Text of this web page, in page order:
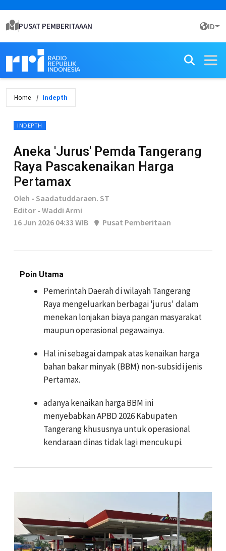
PUSAT PEMBERITAAAN ID
Home Indepth
INDEPTH
Aneka 'Jurus' Pemda Tangerang
Raya Pascakenaikan Harga
Pertamax
Oleh - Saadatuddaraen. ST
Editor - Waddi Armi
16 Jun 2026 04:33 WIB
Pusat Pemberitaan
Poin Utama
Pemerintah Daerah di wilayah Tangerang
Raya mengeluarkan berbagai 'jurus' dalam
menekan lonjakan biaya pangan masyarakat
maupun operasional pegawainya.
Hal ini sebagai dampak atas kenaikan harga
bahan bakar minyak (BBM) non-subsidi jenis
Pertamax.
adanya kenaikan harga BBM ini
menyebabkan APBD 2026 Kabupaten
Tangerang khususnya untuk operasional
kendaraan dinas tidak lagi mencukupi.